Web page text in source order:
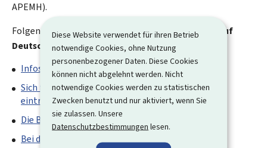
Diese Website verwendet für ihren Betrieb
notwendige Cookies, ohne Nutzung
personenbezogener Daten. Diese Cookies
können nicht abgelehnt werden. Nicht
notwendige Cookies werden zu statistischen
Zwecken benutzt und nur aktiviert, wenn Sie
sie zulassen. Unsere
Datenschutzbestimmungen lesen.
APEMH).
Folgende Informationsseiten in Leichter Sprache (
auf
Deutsch
) finden Sie auf Guichet.lu:
Infos über die Gemeinde-Wahlen in Luxemburg
Sich für die Gemeinde-Wahlen in die Wähler-Liste
eintragen;
Die Brief-Wahl für die Gemeinde-Wahlen
Bei den Gemeinde-Wahlen Kandidat sein